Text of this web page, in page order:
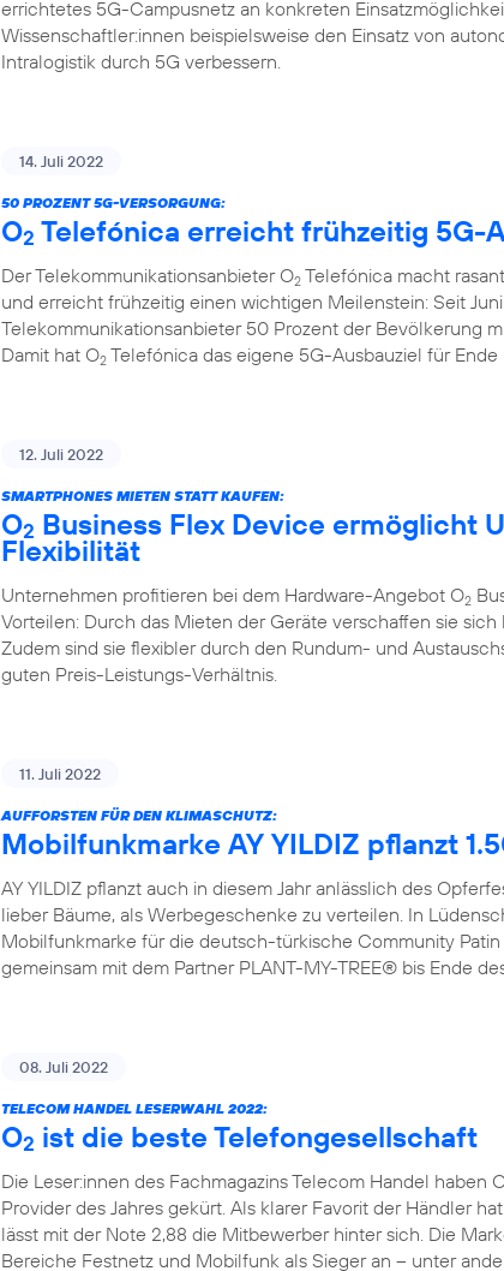
errichtetes 5G-Campusnetz an konkreten
Wissenschaftler:innen beispielsweise den Einsatz von
Intralogistik durch 5G verbessern.
14. Juli 2022
50 PROZENT 5G-VERSORGUNG:
O2 Telefónica erreicht frühzeitig 5G-
Der Telekommunikationsanbieter O2 Telefónica macht
und erreicht frühzeitig einen wichtigen Meilenstein: Seit
Telekommunikationsanbieter 50 Prozent der Bevölkerung
Damit hat O2 Telefónica das eigene 5G-Ausbauziel für
12. Juli 2022
SMARTPHONES MIETEN STATT KAUFEN:
O2 Business Flex Device ermöglicht
Flexibilität
Unternehmen profitieren bei dem Hardware-Angebot O2
Vorteilen: Durch das Mieten der Geräte verschaffen sie
Zudem sind sie flexibler durch den Rundum- und
guten Preis-Leistungs-Verhältnis.
11. Juli 2022
AUFFORSTEN FÜR DEN KLIMASCHUTZ:
Mobilfunkmarke AY YILDIZ pflanzt
AY YILDIZ pflanzt auch in diesem Jahr anlässlich des
lieber Bäume, als Werbegeschenke zu verteilen. In
Mobilfunkmarke für die deutsch-türkische Community Patin
gemeinsam mit dem Partner PLANT-MY-TREE® bis Ende
08. Juli 2022
TELECOM HANDEL LESERWAHL 2022:
O2 ist die beste Telefongesellschaft
Die Leser:innen des Fachmagazins Telecom Handel haben
Provider des Jahres gekürt. Als klarer Favorit der Händler
lässt mit der Note 2,88 die Mitbewerber hinter sich. Die
Bereiche Festnetz und Mobilfunk als Sieger an – unter